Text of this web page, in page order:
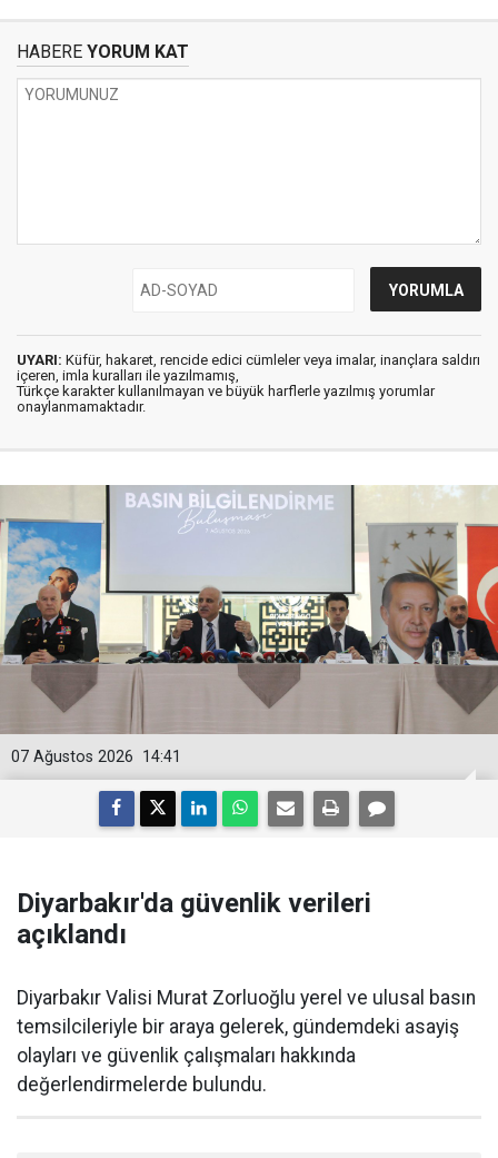
HABERE YORUM KAT
UYARI: Küfür, hakaret, rencide edici cümleler veya imalar, inançlara saldırı
içeren, imla kuralları ile yazılmamış,
Türkçe karakter kullanılmayan ve büyük harflerle yazılmış yorumlar
onaylanmamaktadır.
14:41
07 Ağustos 2026
Diyarbakır'da güvenlik verileri
açıklandı
Diyarbakır Valisi Murat Zorluoğlu yerel ve ulusal basın
temsilcileriyle bir araya gelerek, gündemdeki asayiş
olayları ve güvenlik çalışmaları hakkında
değerlendirmelerde bulundu.